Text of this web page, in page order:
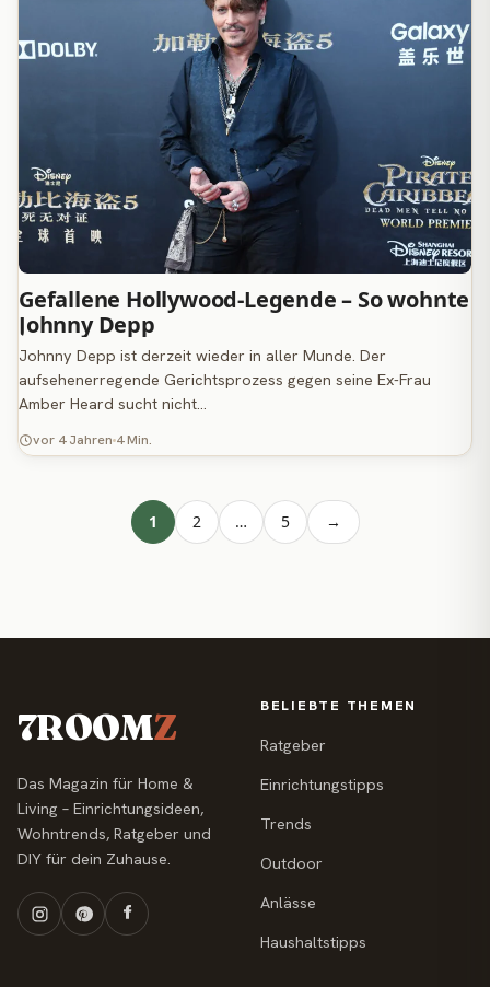
Gefallene Hollywood-Legende – So wohnte
Johnny Depp
Johnny Depp ist derzeit wieder in aller Munde. Der
aufsehenerregende Gerichtsprozess gegen seine Ex-Frau
Amber Heard sucht nicht…
vor 4 Jahren 4 Min.
1 2 … 5 →
7ROOMZ
Das Magazin für Home &
Living – Einrichtungsideen,
Wohntrends, Ratgeber und
DIY für dein Zuhause.
BELIEBTE THEMEN
Ratgeber
Einrichtungstipps
Trends
Outdoor
Anlässe
Haushaltstipps